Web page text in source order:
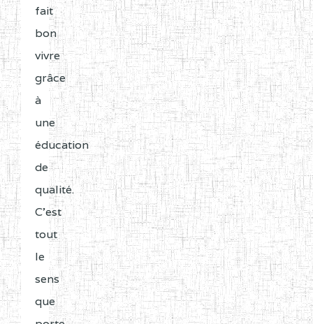
fait
bon
vivre
grâce
à
une
éducation
de
qualité.
C'est
tout
le
sens
que